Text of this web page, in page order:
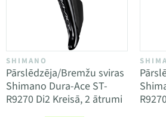
SHIMANO
Pārslēdzēja/Bremžu sviras
Shimano Dura-Ace ST-
R9270 Di2 Kreisā, 2 ātrumi